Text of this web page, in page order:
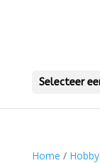
Selecteer
Home / Hobby